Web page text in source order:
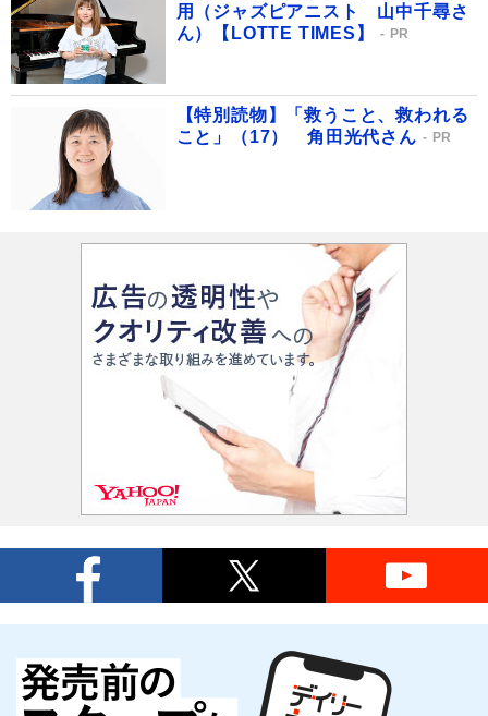
用（ジャズピアニスト 山中千尋さ
ん）【LOTTE TIMES】
PR
【特別読物】「救うこと、救われる
こと」（17） 角田光代さん
PR